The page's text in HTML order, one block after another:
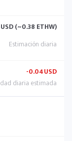
USD (~0.38 ETHW)
-0.04USD